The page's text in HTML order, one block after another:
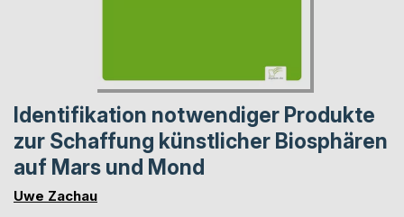
Identifikation notwendiger Produkte
zur Schaffung künstlicher Biosphären
auf Mars und Mond
Uwe Zachau